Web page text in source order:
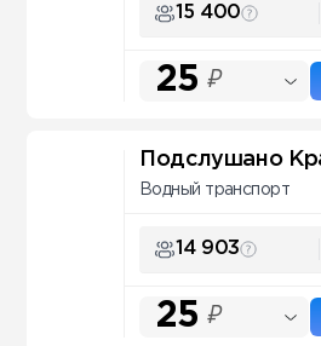
15 400
25 ₽
Подслушано
Водный транспорт
14 903
25 ₽